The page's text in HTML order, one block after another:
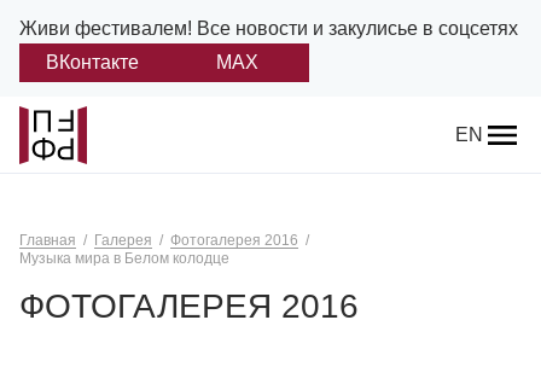
Живи фестивалем! Все новости и закулисье в соцсетях
ВКонтакте
MAX
EN
Назад
Платонов
Положение о фестивале
Главная Галерея
Фотогалерея 2016
Музыка мира в Белом колодце
ФОТОГАЛЕРЕЯ 2016